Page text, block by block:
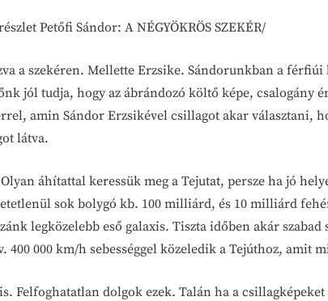
Petőfi Sándor: A NÉGYÖKRÖS SZEKÉR/
a szekéren. Mellette Erzsike. Sándorunkban a
jól tudja, hogy az ábrándozó költő képe, csalogány
amin Sándor Erzsikével csillagot akar választani,
látva.
áhítattal keressük meg a Tejutat, persze ha jó
sok bolygó kb. 100 milliárd, és 10 milliárd
legközelebb eső galaxis. Tiszta időben akár
400 000 km/h sebességgel közeledik a Tejúthoz, amit
Felfoghatatlan dolgok ezek. Talán ha a